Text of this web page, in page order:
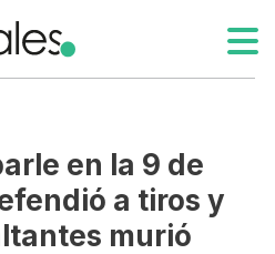
en la 9 de
a tiros y
murió